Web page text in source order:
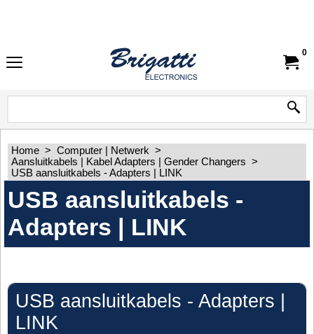
0
Home > Computer | Netwerk >
Aansluitkabels | Kabel Adapters | Gender Changers >
USB aansluitkabels - Adapters | LINK
USB aansluitkabels -
Adapters | LINK
USB aansluitkabels - Adapters |
LINK